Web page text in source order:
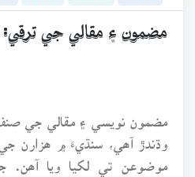
مضمون ۽ مقالي جي ترقي:
مضمون نويسي ۽ مقالي جي
وڌندڙ آھي، سنڌيءَ ۾ ھزارن
موضوعن تي لکيا ويا آھن.